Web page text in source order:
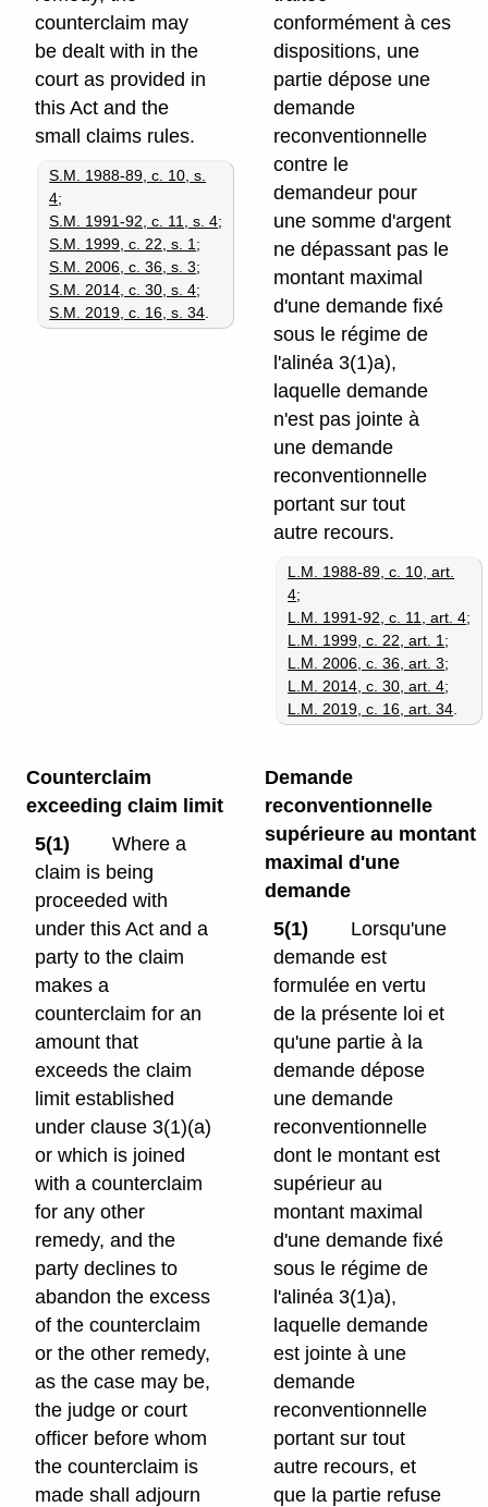
counterclaim may
be dealt with in the
court as provided in
this Act and the
small claims rules.
S.M. 1988-89, c. 10, s.
4;
S.M. 1991-92, c. 11, s. 4;
S.M. 1999, c. 22, s. 1 ;
S.M. 2006, c. 36, s. 3;
S.M. 2014, c. 30, s. 4;
S.M. 2019, c. 16, s. 34
conformément à ces
dispositions, une
partie dépose une
demande
reconventionnelle
contre le
demandeur pour
une somme d'argent
ne dépassant pas le
montant maximal
d'une demande fixé
sous le régime de
l'alinéa 3(1)a),
laquelle demande
n'est pas jointe à
une demande
reconventionnelle
portant sur tout
autre recours.
L.M. 1988-89, c. 10, art.
4;
L.M. 1991-92, c. 11, art. 4;
L.M. 1999, c. 22, art. 1 ;
L.M. 2006, c. 36, art. 3;
L.M. 2014, c. 30, art. 4;
L.M. 2019, c. 16, art. 34
Counterclaim
exceeding claim limit
5(1)
Where a
claim is being
proceeded with
under this Act and a
party to the claim
makes a
counterclaim for an
amount that
exceeds the claim
limit established
under clause 3(1)⁠(a)
or which is joined
with a counterclaim
for any other
remedy, and the
party declines to
abandon the excess
of the counterclaim
or the other remedy,
as the case may be,
the judge or court
officer before whom
the counterclaim is
made shall adjourn
Demande
reconventionnelle
supérieure au montant
maximal d'une
demande
5(1)
Lorsqu'une
demande est
formulée en vertu
de la présente loi et
qu'une partie à la
demande dépose
une demande
reconventionnelle
dont le montant est
supérieur au
montant maximal
d'une demande fixé
sous le régime de
l'alinéa 3(1)a),
laquelle demande
est jointe à une
demande
reconventionnelle
portant sur tout
autre recours, et
que la partie refuse